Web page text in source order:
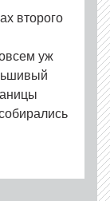
второго
уж